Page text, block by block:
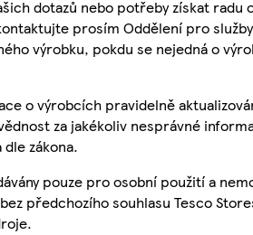
dotazů nebo potřeby získat radu
prosím Oddělení pro
výrobku, pokdu se nejedná o
o výrobcích pravidelně
za jakékoliv nesprávné
dle zákona.
pouze pro osobní použití a
předchozího souhlasu Tesco